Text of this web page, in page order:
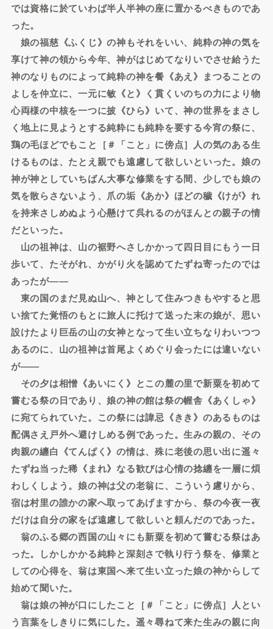
では資格に於ていわば半人半神の座に置かるべきものであ
った。
娘の福慈《ふくじ》の神もそれをいい、純粋の神の気を
享けて神の領から今年、神がはじめてなりいでさせ給うた
神のなりものによって純粋の神を餐《あえ》まつることの
よしを仲立に、一元に敏《と》く貫くいのちの力により物
心両様の中核を一つに披《ひら》いて、神の世界をまさし
く地上に見ようとする純粋にも純粋を要する今宵の祭に、
鶏の毛ほどでもこと［＃「こと」に傍点］人の気のある生
けるものは、たとえ親でも遠慮して欲しいといった。娘の
神が神としていちばん大事な修業をする間、少しでも娘の
気を散らさないよう、爪の垢《あか》ほどの穢《けが》れ
を持来さしめぬよう心懸けて呉れるのがほんとの親子の情
だといった。
山の祖神は、山の裾野へさしかかって四日目にもう一日
歩いて、たそがれ、かがり火を認めてたずね寄ったのでは
あったが――
東の国のまだ見ぬ山へ、神として住みつきもやすると思
い捨てた覚悟のもとに旅人に托けて送った末の娘が、思い
設けたより巨岳の山の女神となって生い立ちなりわいつつ
あるのに、山の祖神は首尾よくめぐり会ったには違いない
が――
その夕は相憎《あいにく》とこの麓の里で新粟を初めて
嘗むる祭の日であり、娘の神の館は祭の幄舎《あくしゃ》
に宛てられていた。この祭には諱忌《きき》のあるものは
配偶さえ戸外へ避けしめる例であった。生みの親の、その
肉親の纏白《てんぱく》の情は、殊に老後の思い出に遥々
たずね当った稀《まれ》なる歓びは心情の捻纏を一層に煩
わしくしよう。娘の神は父の老翁に、こういう慮りから、
宿は村里の誰かの家へ取ってあげますから、祭の今夜一夜
だけは自分の家をば遠慮して欲しいと頼んだのであった。
翁のふる郷の西国の山々にも新粟を初めて嘗むる祭はあ
った。しかしかかる純粋と深刻さで執り行う祭を、修業と
しての心得を、翁は東国へ来て生い立った娘の神からして
始めて聞いた。
翁は娘の神が口にしたこと［＃「こと」に傍点］人とい
う言葉をしきりに気にした。遥々尋ねて来た生みの親に向